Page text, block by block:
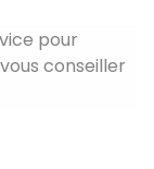
pour
conseiller